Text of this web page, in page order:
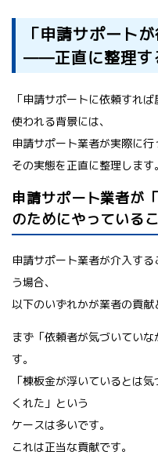
「申請サポート
——正直に整理す
「申請サポートに依頼すれ
使われる背景には、
申請サポート業者が実際に行
その実態を正直に整理します。
申請サポート業者が
のためにやっている
申請サポート業者が介入す
う場合、
以下のいずれかが業者の貢献
まず「依頼者が気づいてい
す。
「棟板金が浮いているとは
くれた」という
ケースは多いです。
これは正当な貢献です。